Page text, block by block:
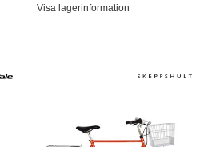
Visa lagerinformation